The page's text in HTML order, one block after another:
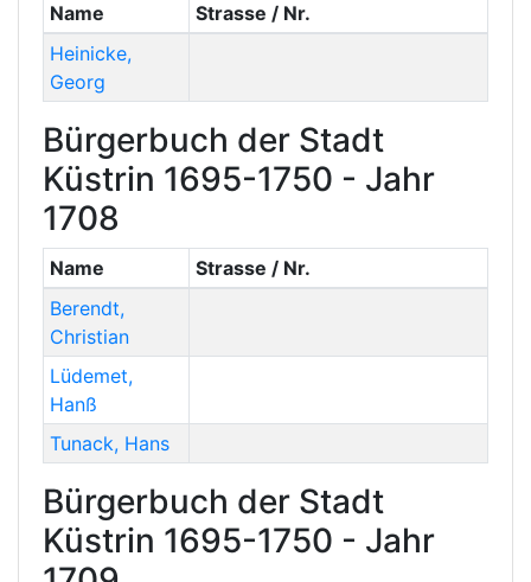
Name
Strasse / Nr.
Heinicke,
Georg
Bürgerbuch der Stadt
Küstrin 1695-1750 - Jahr
1708
Name
Strasse / Nr.
Berendt,
Christian
Lüdemet,
Hanß
Tunack, Hans
Bürgerbuch der Stadt
Küstrin 1695-1750 - Jahr